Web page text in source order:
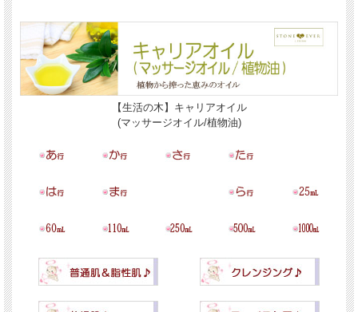
【生活の木】キャリアオイル
(マッサージオイル/植物油)